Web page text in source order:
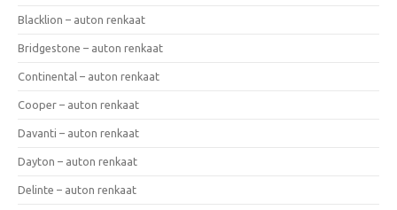
Blacklion – auton renkaat
Bridgestone – auton renkaat
Continental – auton renkaat
Cooper – auton renkaat
Davanti – auton renkaat
Dayton – auton renkaat
Delinte – auton renkaat